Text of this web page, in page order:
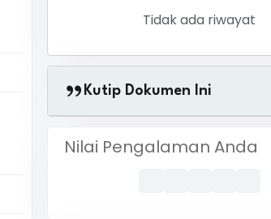
Tidak ada riwayat
Kutip Dokumen Ini
Nilai Pengalaman Anda